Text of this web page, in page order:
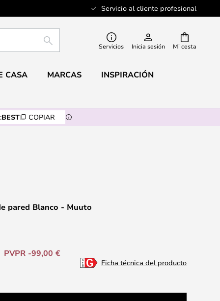
Servicio al cliente profesional
Mi cesta
BUSCAR Servicios Inicia sesión
CASA MARCAS INSPIRACIÓN
BEST COPIAR
pared Blanco - Muuto
PVPR -99,00 €
Ficha técnica del producto